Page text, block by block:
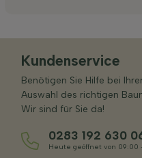
Kundenservice
Benötigen Sie Hilfe bei
Auswahl des richtigen
Wir sind für Sie da!
0283 192 630
Heute geöffnet von 09:00